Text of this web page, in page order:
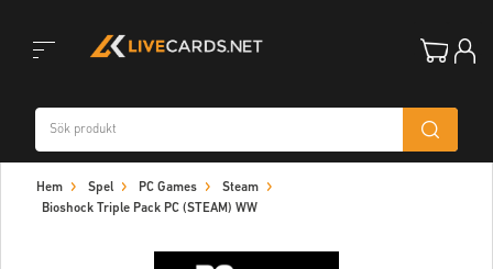
navigation
Hem Spel PC Games
Steam
Bioshock Triple Pack PC (STEAM) WW